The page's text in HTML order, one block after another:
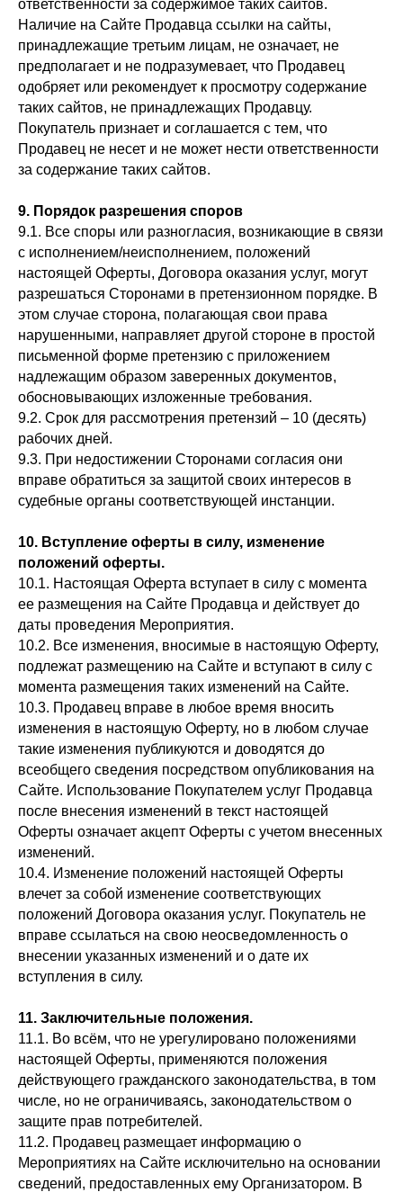
ответственности за содержимое таких сайтов.
Наличие на Сайте Продавца ссылки на сайты,
принадлежащие третьим лицам, не означает, не
предполагает и не подразумевает, что Продавец
одобряет или рекомендует к просмотру содержание
таких сайтов, не принадлежащих Продавцу.
Покупатель признает и соглашается с тем, что
Продавец не несет и не может нести ответственности
за содержание таких сайтов.
9. Порядок разрешения споров
9.1. Все споры или разногласия, возникающие в связи
с исполнением/неисполнением, положений
настоящей Оферты, Договора оказания услуг, могут
разрешаться Сторонами в претензионном порядке. В
этом случае сторона, полагающая свои права
нарушенными, направляет другой стороне в простой
письменной форме претензию с приложением
надлежащим образом заверенных документов,
обосновывающих изложенные требования.
9.2. Срок для рассмотрения претензий – 10 (десять)
рабочих дней.
9.3. При недостижении Сторонами согласия они
вправе обратиться за защитой своих интересов в
судебные органы соответствующей инстанции.
10. Вступление оферты в силу, изменение
положений оферты.
10.1. Настоящая Оферта вступает в силу с момента
ее размещения на Сайте Продавца и действует до
даты проведения Мероприятия.
10.2. Все изменения, вносимые в настоящую Оферту,
подлежат размещению на Сайте и вступают в силу с
момента размещения таких изменений на Сайте.
10.3. Продавец вправе в любое время вносить
изменения в настоящую Оферту, но в любом случае
такие изменения публикуются и доводятся до
всеобщего сведения посредством опубликования на
Сайте. Использование Покупателем услуг Продавца
после внесения изменений в текст настоящей
Оферты означает акцепт Оферты с учетом внесенных
изменений.
10.4. Изменение положений настоящей Оферты
влечет за собой изменение соответствующих
положений Договора оказания услуг. Покупатель не
вправе ссылаться на свою неосведомленность о
внесении указанных изменений и о дате их
вступления в силу.
11. Заключительные положения.
11.1. Во всём, что не урегулировано положениями
настоящей Оферты, применяются положения
действующего гражданского законодательства, в том
числе, но не ограничиваясь, законодательством о
защите прав потребителей.
11.2. Продавец размещает информацию о
Мероприятиях на Сайте исключительно на основании
сведений, предоставленных ему Организатором. В